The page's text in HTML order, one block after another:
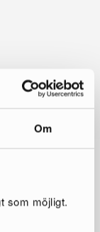
Om
som möjligt.